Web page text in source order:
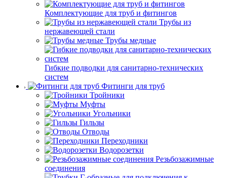
Комплектующие для труб и фитингов
Трубы из
нержавеющей стали
Трубы медные
Гибкие подводки для санитарно-технических
систем
Фитинги для труб
Тройники
Муфты
Угольники
Гильзы
Отводы
Переходники
Водорозетки
Резьбозажимные
соединения